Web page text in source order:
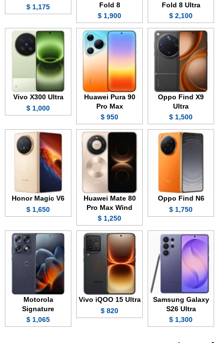
Fold 8 Ultra
2,100 $
Fold 8
1,900 $
1,175 $
Oppo Find X9
Ultra
1,500 $
Huawei Pura 90
Pro Max
950 $
Vivo X300 Ultra
1,000 $
Oppo Find N6
1,750 $
Huawei Mate 80
Pro Max Wind
1,250 $
Honor Magic V6
1,650 $
Samsung Galaxy
S26 Ultra
1,300 $
Vivo iQOO 15 Ultra
820 $
Motorola
Signature
1,065 $